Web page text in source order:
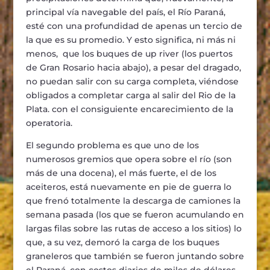
principal vía navegable del país, el Río Paraná,
esté con una profundidad de apenas un tercio de
la que es su promedio. Y esto significa, ni más ni
menos, que los buques de up river (los puertos
de Gran Rosario hacia abajo), a pesar del dragado,
no puedan salir con su carga completa, viéndose
obligados a completar carga al salir del Rio de la
Plata. con el consiguiente encarecimiento de la
operatoria.
El segundo problema es que uno de los
numerosos gremios que opera sobre el río (son
más de una docena), el más fuerte, el de los
aceiteros, está nuevamente en pie de guerra lo
que frenó totalmente la descarga de camiones la
semana pasada (los que se fueron acumulando en
largas filas sobre las rutas de acceso a los sitios) lo
que, a su vez, demoró la carga de los buques
graneleros que también se fueron juntando sobre